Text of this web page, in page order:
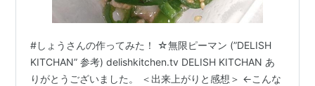
#しょうさんの作ってみた！ ☆無限ピーマン (”DELISH
KITCHAN” 参考) delishkitchen.tv DELISH KITCHAN あ
りがとうございました。 ＜出来上がりと感想＞ ←こんな